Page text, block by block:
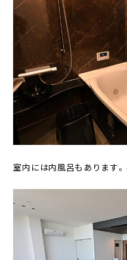
室内には内風呂もあります